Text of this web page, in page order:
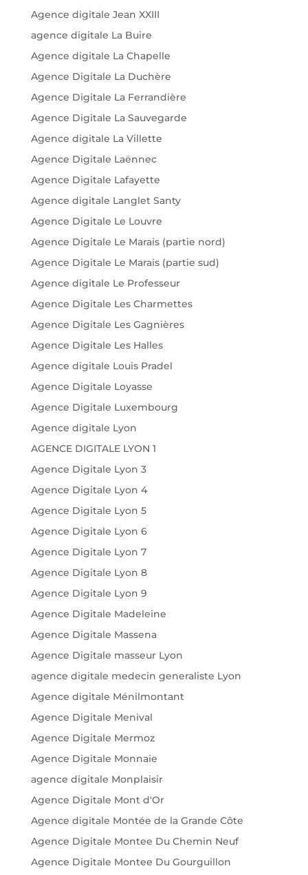
Agence digitale Jean XXIII
agence digitale La Buire
Agence digitale La Chapelle
Agence Digitale La Duchère
Agence Digitale La Ferrandière
Agence Digitale La Sauvegarde
Agence digitale La Villette
Agence Digitale Laënnec
Agence Digitale Lafayette
Agence digitale Langlet Santy
Agence Digitale Le Louvre
Agence Digitale Le Marais (partie nord)
Agence Digitale Le Marais (partie sud)
Agence digitale Le Professeur
Agence Digitale Les Charmettes
Agence Digitale Les Gagnières
Agence Digitale Les Halles
Agence digitale Louis Pradel
Agence Digitale Loyasse
Agence Digitale Luxembourg
Agence digitale Lyon
AGENCE DIGITALE LYON 1
Agence Digitale Lyon 3
Agence Digitale Lyon 4
Agence Digitale Lyon 5
Agence Digitale Lyon 6
Agence Digitale Lyon 7
Agence Digitale Lyon 8
Agence Digitale Lyon 9
Agence Digitale Madeleine
Agence Digitale Massena
Agence Digitale masseur Lyon
agence digitale medecin generaliste Lyon
Agence digitale Ménilmontant
Agence Digitale Menival
Agence Digitale Mermoz
Agence Digitale Monnaie
agence digitale Monplaisir
Agence Digitale Mont d'Or
Agence digitale Montée de la Grande Côte
Agence Digitale Montee Du Chemin Neuf
Agence Digitale Montee Du Gourguillon